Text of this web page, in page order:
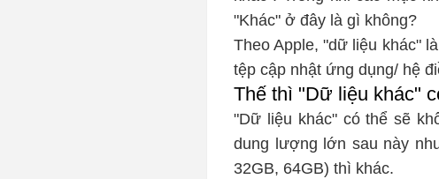
"Khác" ở đây là gì không?
Theo Apple, "dữ liệu khác"
tệp cập nhật ứng dụng/ hệ
Thế thì "Dữ liệu khác"
"Dữ liệu khác" có thể sẽ
dung lượng lớn sau này
32GB, 64GB) thì khác.